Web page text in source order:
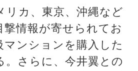
リカ、東京、沖縄など
撃情報が寄せられてお
マンションを購入した
。さらに、今井翼との